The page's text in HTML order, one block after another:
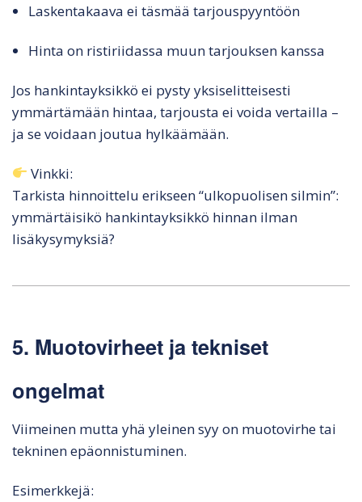
Laskentakaava ei täsmää tarjouspyyntöön
Hinta on ristiriidassa muun tarjouksen kanssa
Jos hankintayksikkö ei pysty yksiselitteisesti
ymmärtämään hintaa, tarjousta ei voida vertailla –
ja se voidaan joutua hylkäämään.
Vinkki:
Tarkista hinnoittelu erikseen “ulkopuolisen silmin”:
ymmärtäisikö hankintayksikkö hinnan ilman
lisäkysymyksiä?
5. Muotovirheet ja tekniset
ongelmat
Viimeinen mutta yhä yleinen syy on muotovirhe tai
tekninen epäonnistuminen.
Esimerkkejä: